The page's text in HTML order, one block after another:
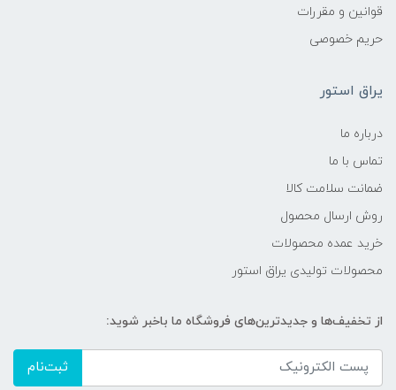
قوانین و مقررات
حریم خصوصی
یراق استور
درباره ما
تماس با ما
ضمانت سلامت کالا
روش ارسال محصول
خرید عمده محصولات
محصولات تولیدی یراق استور
از تخفیف‌ها و جدیدترین‌های فروشگاه ما باخبر شوید:
ثبت‌نام